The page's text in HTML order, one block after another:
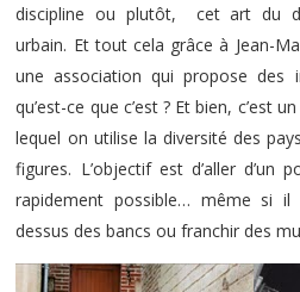
discipline ou plutôt, cet art du
urbain. Et tout cela grâce à Jean-
une association qui propose des
qu’est-ce que c’est ? Et bien, c’est
lequel on utilise la diversité des
figures. L’objectif est d’aller
rapidement possible… même si
dessus des bancs ou franchir des